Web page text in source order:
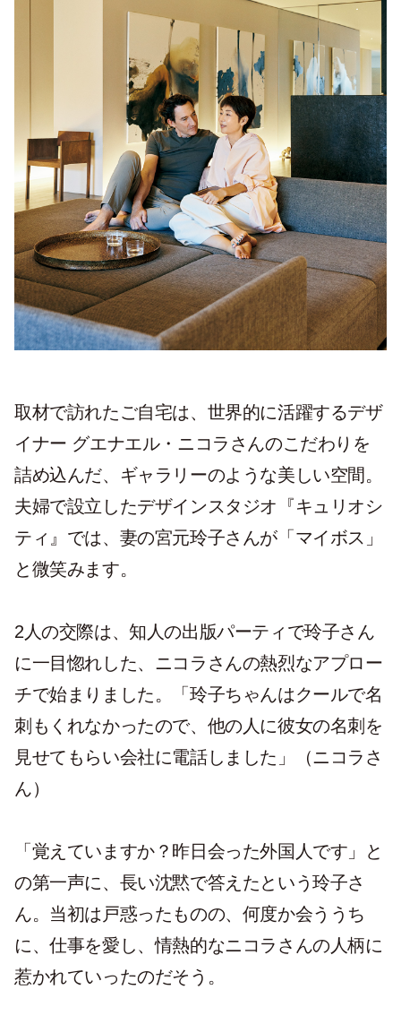
取材で訪れたご自宅は、世界的に活躍するデザ
イナー グエナエル・ニコラさんのこだわりを
詰め込んだ、ギャラリーのような美しい空間。
夫婦で設立したデザインスタジオ『キュリオシ
ティ』では、妻の宮元玲子さんが「マイボス」
と微笑みます。
2人の交際は、知人の出版パーティで玲子さん
に一目惚れした、ニコラさんの熱烈なアプロー
チで始まりました。「玲子ちゃんはクールで名
刺もくれなかったので、他の人に彼女の名刺を
見せてもらい会社に電話しました」（ニコラさ
ん）
「覚えていますか？昨日会った外国人です」と
の第一声に、長い沈黙で答えたという玲子さ
ん。当初は戸惑ったものの、何度か会ううち
に、仕事を愛し、情熱的なニコラさんの人柄に
惹かれていったのだそう。